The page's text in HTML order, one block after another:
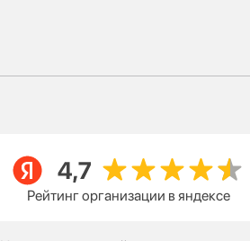
Рейтинг организации в яндексе